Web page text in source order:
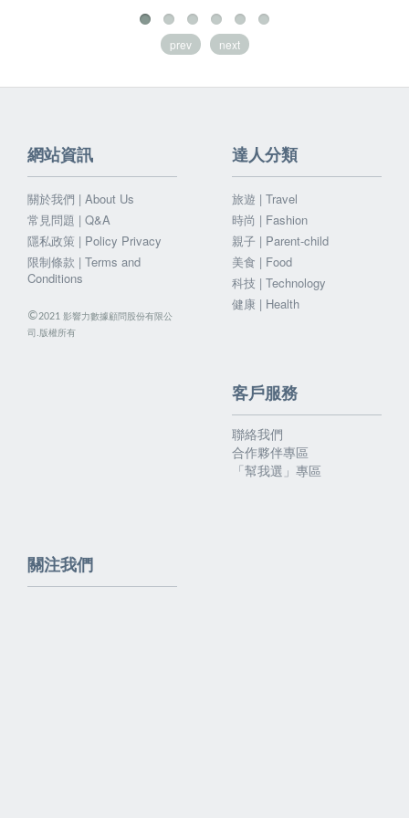
prev next
網站資訊
關於我們 | About Us
常見問題 | Q&A
隱私政策 | Policy Privacy
限制條款 | Terms and
Conditions
©2021 影響力數據顧問股份有限公
司.版權所有
達人分類
旅遊 | Travel
時尚 | Fashion
親子 | Parent-child
美食 | Food
科技 | Technology
健康 | Health
客戶服務
聯絡我們
合作夥伴專區
「幫我選」專區
關注我們